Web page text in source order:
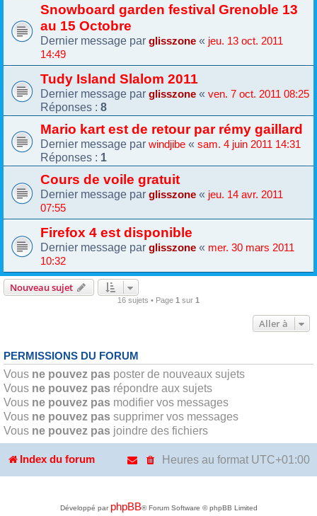
Snowboard garden festival Grenoble 13
au 15 Octobre
Dernier message par glisszone « jeu. 13 oct. 2011
14:49
Tudy Island Slalom 2011
Dernier message par glisszone « ven. 7 oct. 2011 08:25
Réponses : 8
Mario kart est de retour par rémy gaillard
Dernier message par windjibe « sam. 4 juin 2011 14:31
Réponses : 1
Cours de voile gratuit
Dernier message par glisszone « jeu. 14 avr. 2011
07:55
Firefox 4 est disponible
Dernier message par glisszone « mer. 30 mars 2011
10:32
Nouveau sujet
16 sujets • Page 1 sur 1
Aller à
PERMISSIONS DU FORUM
Vous ne pouvez pas poster de nouveaux sujets
Vous ne pouvez pas répondre aux sujets
Vous ne pouvez pas modifier vos messages
Vous ne pouvez pas supprimer vos messages
Vous ne pouvez pas joindre des fichiers
Index du forum Heures au format UTC+01:00
Développé par phpBB® Forum Software © phpBB Limited